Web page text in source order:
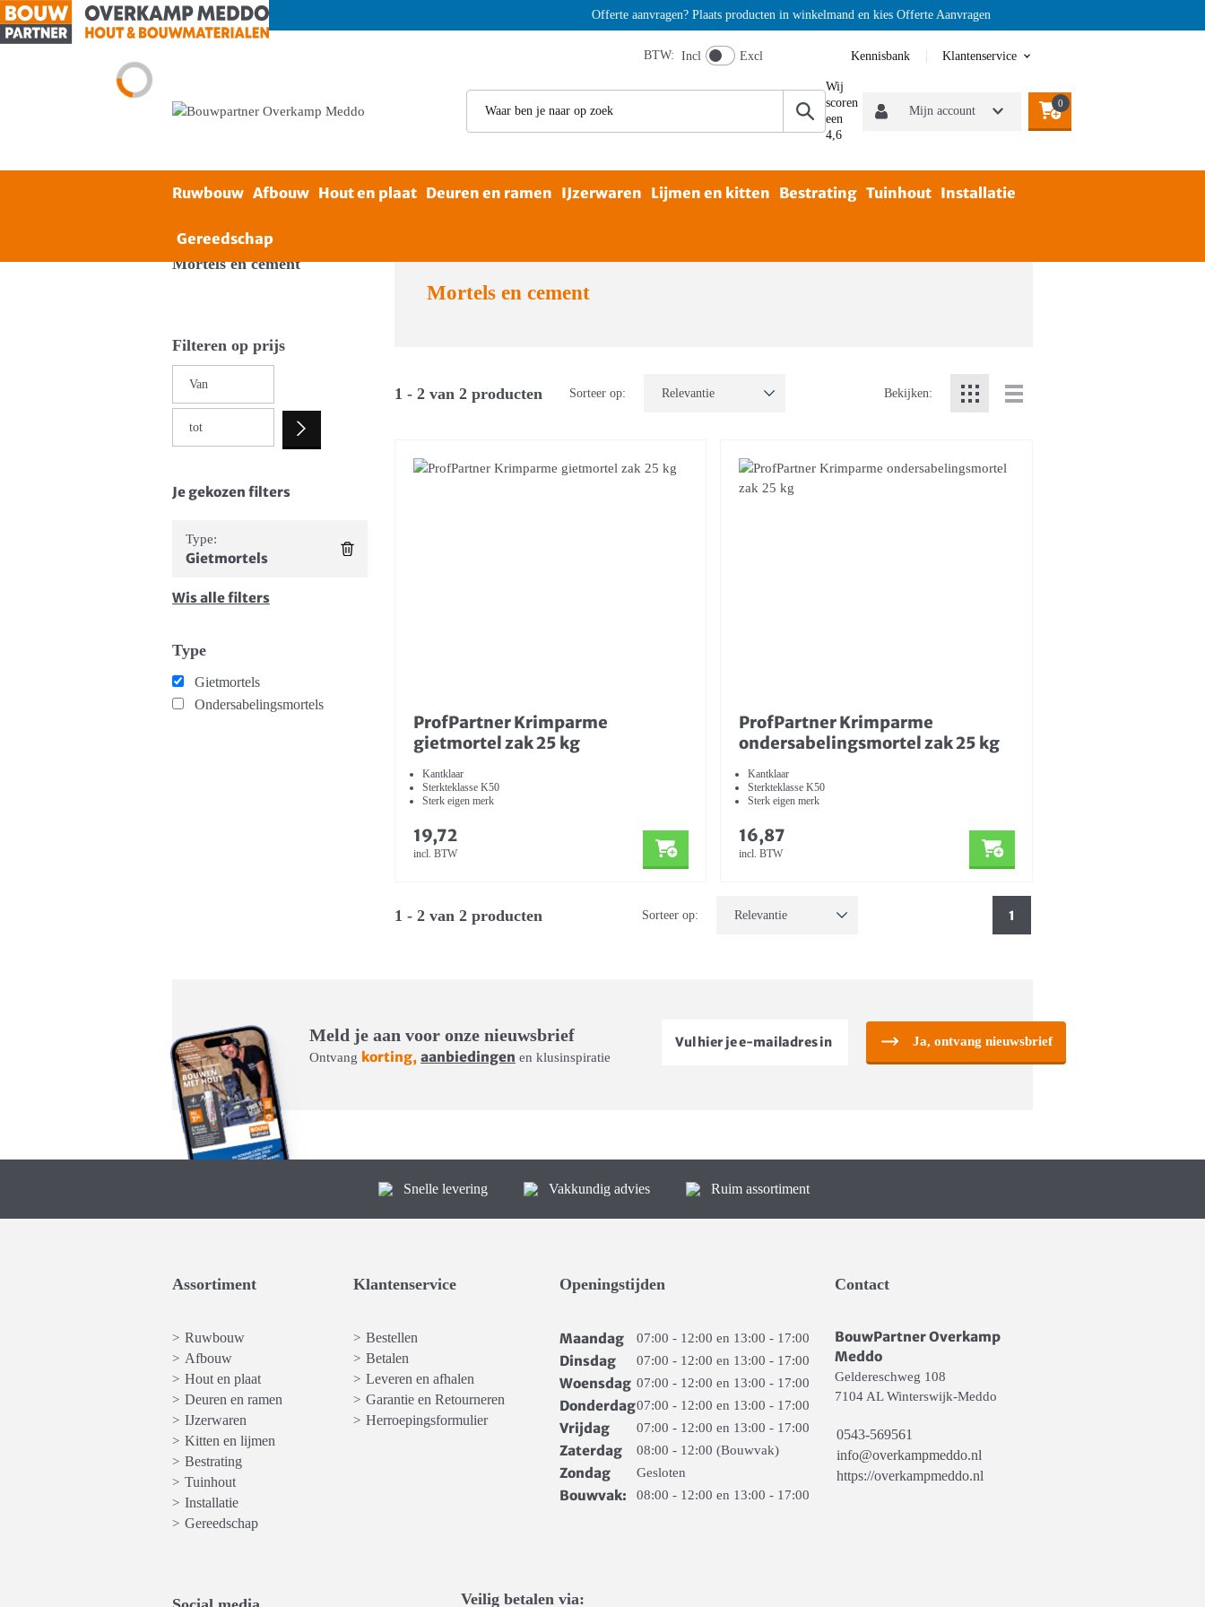
Offerte aanvragen? Plaats producten in winkelmand en kies Offerte Aanvragen
BTW: Incl Excl Kennisbank Klantenservice
Wij
scoren
een
4,6
Mijn account
0
Ruwbouw Afbouw Hout en plaat Deuren en ramen IJzerwaren Lijmen en kitten Bestrating Tuinhout Installatie
Gereedschap
Mortels en cement
Filteren op prijs
Je gekozen filters
Type:
Gietmortels
Wis alle filters
Type
Gietmortels
Ondersabelingsmortels
Mortels en cement
1 - 2 van 2 producten Sorteer op: Bekijken:
ProfPartner Krimparme
gietmortel zak 25 kg
Kantklaar
Sterkteklasse K50
Sterk eigen merk
19,72
incl. BTW
ProfPartner Krimparme
ondersabelingsmortel zak 25 kg
Kantklaar
Sterkteklasse K50
Sterk eigen merk
16,87
incl. BTW
1 - 2 van 2 producten Sorteer op: 1
Meld je aan voor onze nieuwsbrief
Ontvang korting, aanbiedingen en klusinspiratie
Ja, ontvang nieuwsbrief
Snelle levering Vakkundig advies Ruim assortiment
Assortiment
> Ruwbouw
> Afbouw
> Hout en plaat
> Deuren en ramen
> IJzerwaren
> Kitten en lijmen
> Bestrating
> Tuinhout
> Installatie
> Gereedschap
Klantenservice
> Bestellen
> Betalen
> Leveren en afhalen
> Garantie en Retourneren
> Herroepingsformulier
Openingstijden
Maandag 07:00 - 12:00 en 13:00 - 17:00
Dinsdag 07:00 - 12:00 en 13:00 - 17:00
Woensdag 07:00 - 12:00 en 13:00 - 17:00
Donderdag07:00 - 12:00 en 13:00 - 17:00
Vrijdag 07:00 - 12:00 en 13:00 - 17:00
Zaterdag 08:00 - 12:00 (Bouwvak)
Zondag Gesloten
Bouwvak: 08:00 - 12:00 en 13:00 - 17:00
Contact
BouwPartner Overkamp
Meddo
Geldereschweg 108
7104 AL Winterswijk-Meddo
0543-569561
info@overkampmeddo.nl
https://overkampmeddo.nl
Veilig betalen via: